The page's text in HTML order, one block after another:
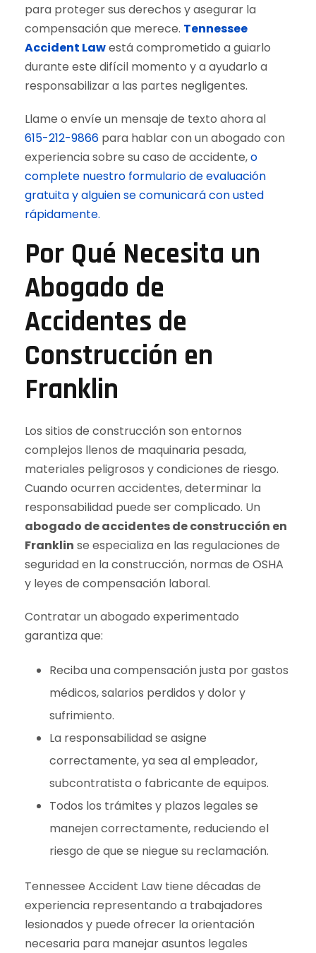
para proteger sus derechos y asegurar la
compensación que merece. Tennessee
Accident Lawestá comprometido a guiarlo
durante este difícil momento y a ayudarlo a
responsabilizar a las partes negligentes.
Llame o envíe un mensaje de texto ahora al
615-212-9866 para hablar con un abogado con
experiencia sobre su caso de accidente,o
complete nuestro formulario de evaluación
gratuita y alguien se comunicará con usted
rápidamente.
Por Qué Necesita un
Abogado de
Accidentes de
Construcción en
Franklin
Los sitios de construcción son entornos
complejos llenos de maquinaria pesada,
materiales peligrosos y condiciones de riesgo.
Cuando ocurren accidentes, determinar la
responsabilidad puede ser complicado. Un
abogado de accidentes de construcción en
Franklin se especializa en las regulaciones de
seguridad en la construcción, normas de OSHA
y leyes de compensación laboral.
Contratar un abogado experimentado
garantiza que:
Reciba una compensación justa por gastos
médicos, salarios perdidos y dolor y
sufrimiento.
La responsabilidad se asigne
correctamente, ya sea al empleador,
subcontratista o fabricante de equipos.
Todos los trámites y plazos legales se
manejen correctamente, reduciendo el
riesgo de que se niegue su reclamación.
Tennessee Accident Law tiene décadas de
experiencia representando a trabajadores
lesionados y puede ofrecer la orientación
necesaria para manejar asuntos legales